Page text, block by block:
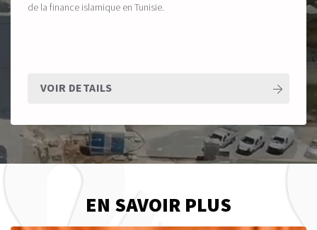
de la finance islamique en Tunisie.
VOIR DETAILS
EN SAVOIR PLUS